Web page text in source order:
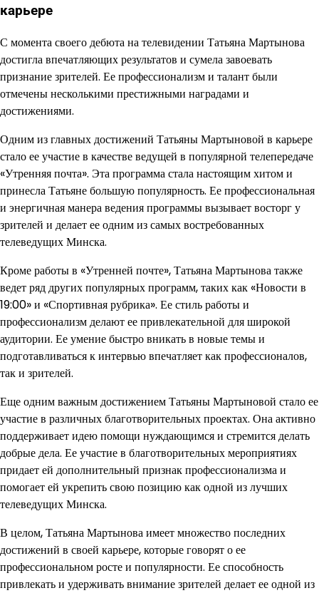
карьере
С момента своего дебюта на телевидении Татьяна Мартынова
достигла впечатляющих результатов и сумела завоевать
признание зрителей. Ее профессионализм и талант были
отмечены несколькими престижными наградами и
достижениями.
Одним из главных достижений Татьяны Мартыновой в карьере
стало ее участие в качестве ведущей в популярной телепередаче
«Утренняя почта». Эта программа стала настоящим хитом и
принесла Татьяне большую популярность. Ее профессиональная
и энергичная манера ведения программы вызывает восторг у
зрителей и делает ее одним из самых востребованных
телеведущих Минска.
Кроме работы в «Утренней почте», Татьяна Мартынова также
ведет ряд других популярных программ, таких как «Новости в
19:00» и «Спортивная рубрика». Ее стиль работы и
профессионализм делают ее привлекательной для широкой
аудитории. Ее умение быстро вникать в новые темы и
подготавливаться к интервью впечатляет как профессионалов,
так и зрителей.
Еще одним важным достижением Татьяны Мартыновой стало ее
участие в различных благотворительных проектах. Она активно
поддерживает идею помощи нуждающимся и стремится делать
добрые дела. Ее участие в благотворительных мероприятиях
придает ей дополнительный признак профессионализма и
помогает ей укрепить свою позицию как одной из лучших
телеведущих Минска.
В целом, Татьяна Мартынова имеет множество последних
достижений в своей карьере, которые говорят о ее
профессиональном росте и популярности. Ее способность
привлекать и удерживать внимание зрителей делает ее одной из